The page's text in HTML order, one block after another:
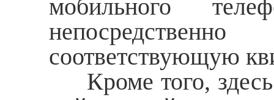
мобильного
соответствующую
Кроме того, здесь